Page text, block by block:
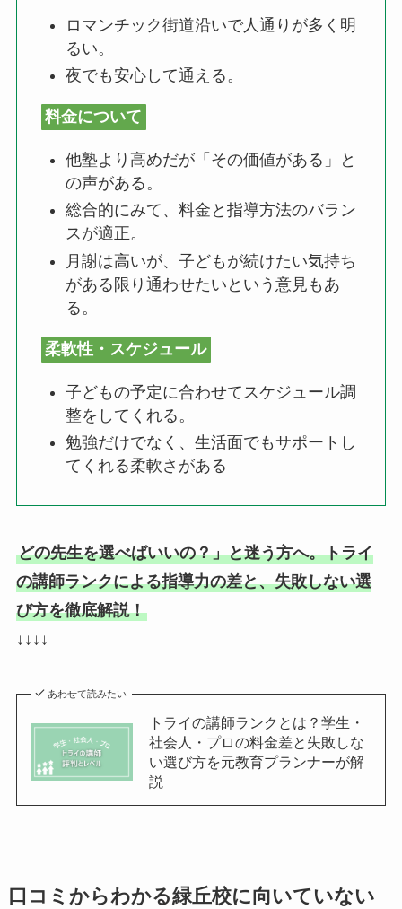
ロマンチック街道沿いで人通りが多く明
るい。
夜でも安心して通える。
料金について
他塾より高めだが「その価値がある」と
の声がある。
総合的にみて、料金と指導方法のバラン
スが適正。
月謝は高いが、子どもが続けたい気持ち
がある限り通わせたいという意見もあ
る。
柔軟性・スケジュール
子どもの予定に合わせてスケジュール調
整をしてくれる。
勉強だけでなく、生活面でもサポートし
てくれる柔軟さがある
どの先生を選べばいいの？」と迷う方へ。トライ
の講師ランクによる指導力の差と、失敗しない選
び方を徹底解説！
↓↓↓↓
あわせて読みたい
トライの講師ランクとは？学生・
社会人・プロの料金差と失敗しな
い選び方を元教育プランナーが解
説
口コミからわかる緑丘校に向いていない